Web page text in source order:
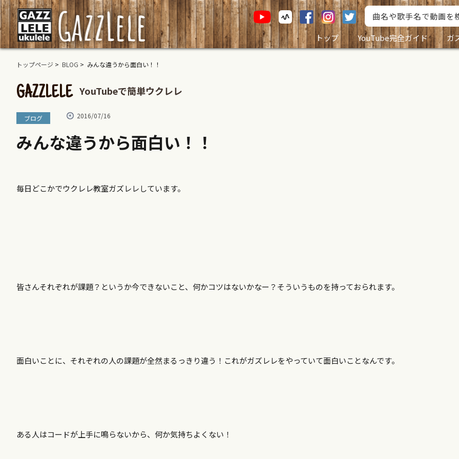
トップ YouTube完全ガイド ガ
トップページ > BLOG > みんな違うから面白い！！
GAZZLELE YouTubeで簡単ウクレレ
ブログ 2016/07/16
みんな違うから面白い！！
毎日どこかでウクレレ教室ガズレレしています。
皆さんそれぞれが課題？というか今できないこと、何かコツはないかなー？そういうものを持っておられます。
面白いことに、それぞれの人の課題が全然まるっきり違う！これがガズレレをやっていて面白いことなんです。
ある人はコードが上手に鳴らないから、何か気持ちよくない！